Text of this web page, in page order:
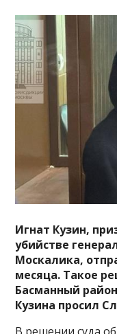
Игнат Кузин,
убийстве
Москалика,
месяца. Такое
Басманный
Кузина просил